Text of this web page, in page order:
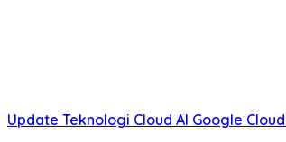
Update Teknologi Cloud AI Google